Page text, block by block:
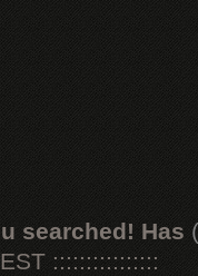
searched! Has
::::::::::::::::